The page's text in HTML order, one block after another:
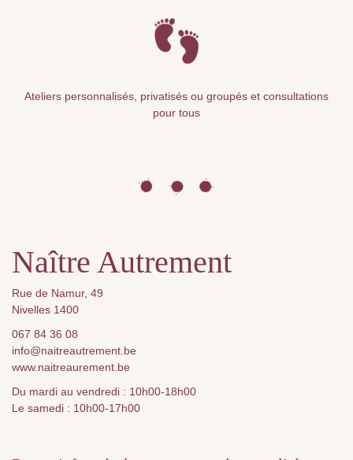
Ateliers personnalisés, privatisés ou groupés et consultations
pour tous
Naître Autrement
Rue de Namur, 49
Nivelles 1400
067 84 36 08
info@naitreautrement.be
www.naitreaurement.be
Du mardi au vendredi : 10h00-18h00
Le samedi : 10h00-17h00